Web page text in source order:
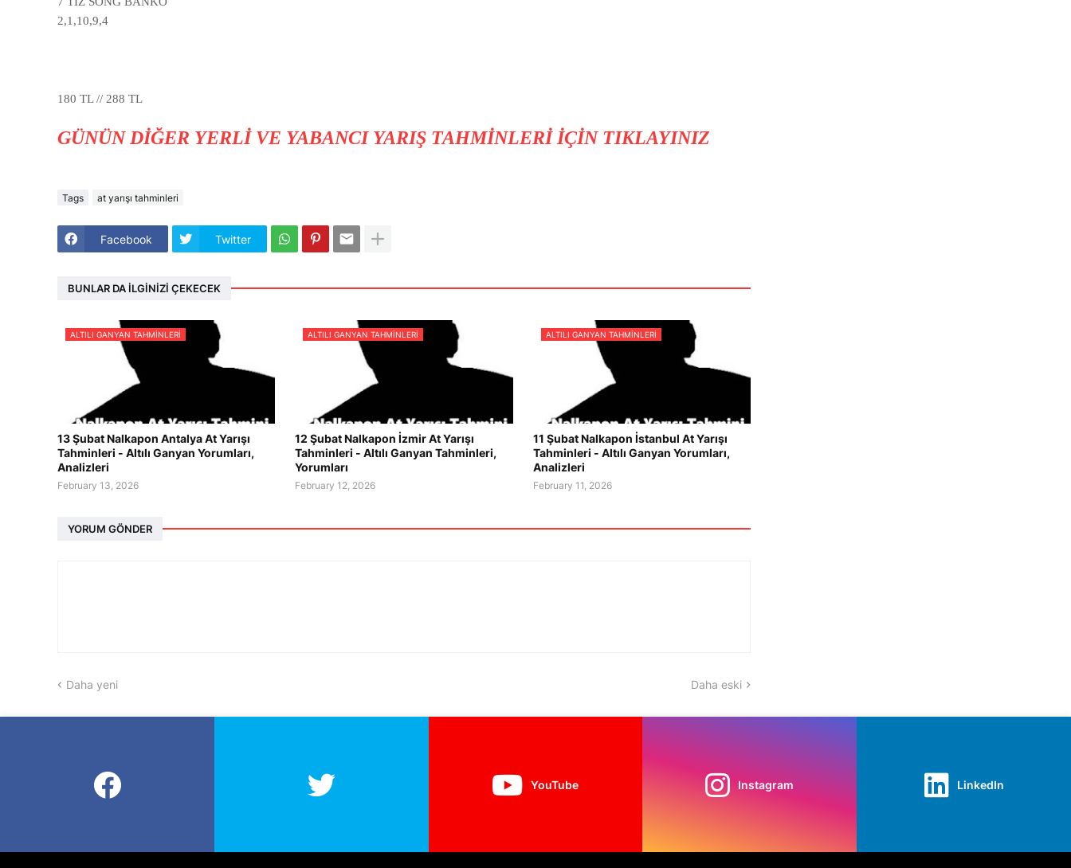
2,1,10,9,4
180 TL // 288 TL
GÜNÜN DİĞER YERLİ VE YABANCI YARIŞ TAHMİNLERİ İÇİN TIKLAYINIZ
Tags at yarışı tahminleri
Facebook Twitter
BUNLAR DA İLGINIZI ÇEKECEK
ALTILI GANYAN TAHMINLERI
13 Şubat Nalkapon Antalya At Yarışı
Tahminleri - Altılı Ganyan Yorumları,
Analizleri
February 13, 2026
ALTILI GANYAN TAHMINLERI
12 Şubat Nalkapon İzmir At Yarışı
Tahminleri - Altılı Ganyan Tahminleri,
Yorumları
February 12, 2026
ALTILI GANYAN TAHMINLERI
11 Şubat Nalkapon İstanbul At Yarışı
Tahminleri - Altılı Ganyan Yorumları,
Analizleri
February 11, 2026
YORUM GÖNDER
Daha yeni Daha eski
YouTube Instagram LinkedIn